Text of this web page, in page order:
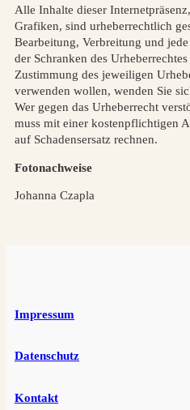
Alle Inhalte dieser
Grafiken, sind urheberrechtlich
Bearbeitung, Verbreitung und
der Schranken des
Zustimmung des jeweiligen
verwenden wollen, wenden Sie
Wer gegen das Urheberrecht
muss mit einer kostenpflichtigen
auf Schadensersatz rechnen.
Fotonachweise
Johanna Czapla
Impressum
Datenschutz
Kontakt